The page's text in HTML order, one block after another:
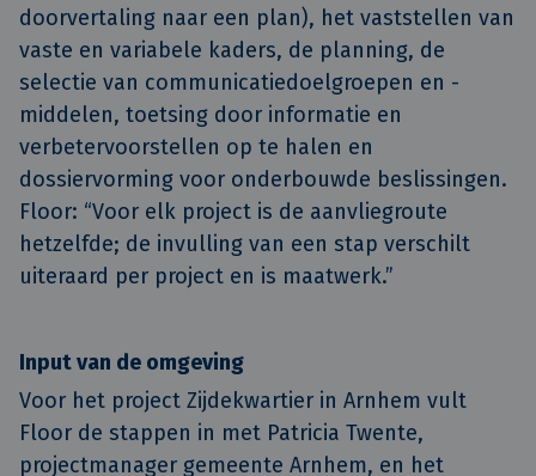
doorvertaling naar een plan), het vaststellen van
vaste en variabele kaders, de planning, de
selectie van communicatiedoelgroepen en -
middelen, toetsing door informatie en
verbetervoorstellen op te halen en
dossiervorming voor onderbouwde beslissingen.
Floor: “Voor elk project is de aanvliegroute
hetzelfde; de invulling van een stap verschilt
uiteraard per project en is maatwerk.”
Input van de omgeving
Voor het project Zijdekwartier in Arnhem vult
Floor de stappen in met Patricia Twente,
projectmanager gemeente Arnhem, en het